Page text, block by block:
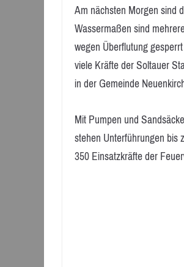
Am nächsten Morgen sind
Wassermaßen sind
wegen Überflutung
viele Kräfte der Soltauer
in der Gemeinde
Mit Pumpen und
stehen Unterführungen bis
350 Einsatzkräfte der